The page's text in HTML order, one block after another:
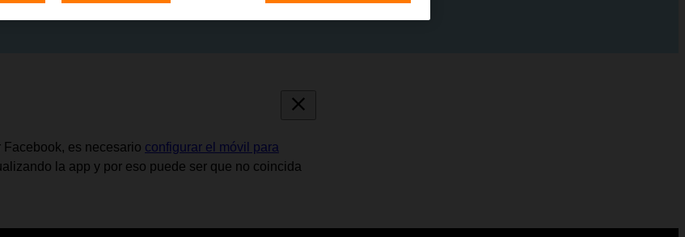
es necesario configurar el móvil para
la app y por eso puede ser que no coincida